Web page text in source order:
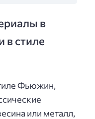
в
в стиле
Фьюжин,
или металл,